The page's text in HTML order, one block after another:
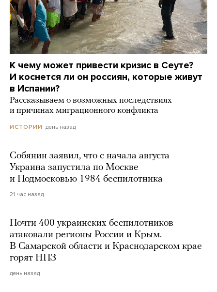
К чему может привести кризис в Сеуте?
И коснется ли он россиян, которые живут
в Испании?
Рассказываем о возможных последствиях
и причинах миграционного конфликта
ИСТОРИИ день назад
Собянин заявил, что с начала августа
Украина запустила по Москве
и Подмосковью 1984 беспилотника
21 час назад
Почти 400 украинских беспилотников
атаковали регионы России и Крым.
В Самарской области и Краснодарском крае
горят НПЗ
день назад